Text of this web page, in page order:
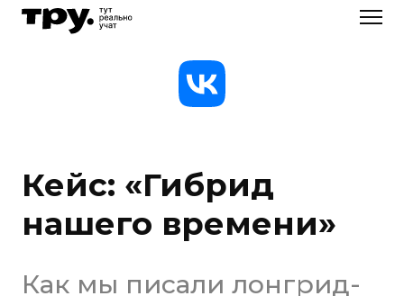
нашего времени»
Как мы писали лонгрид-
курс